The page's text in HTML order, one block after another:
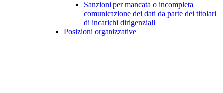
Sanzioni per mancata o incompleta
comunicazione dei dati da parte dei titolari
di incarichi dirigenziali
Posizioni organizzative